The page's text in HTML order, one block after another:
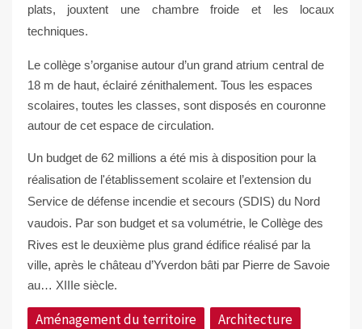
plats, jouxtent une chambre froide et les locaux
techniques.
Le collège s’organise autour d’un grand atrium central de
18 m de haut, éclairé zénithalement. Tous les espaces
scolaires, toutes les classes, sont disposés en couronne
autour de cet espace de circulation.
Un budget de 62 millions a été mis à disposition pour la
réalisation de l'établissement scolaire et l’extension du
Service de défense incendie et secours (SDIS) du Nord
vaudois. Par son budget et sa volumétrie, le Collège des
Rives est le deuxième plus grand édifice réalisé par la
ville, après le château d’Yverdon bâti par Pierre de Savoie
au… XIIIe siècle.
Aménagement du territoire
Architecture